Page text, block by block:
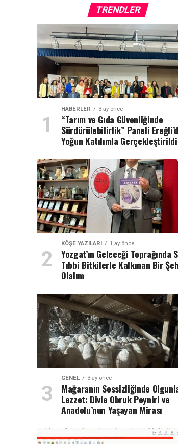
TRENDLER
HABERLER 3 ay önce
“Tarım ve Gıda Güvenliğinde
Sürdürülebilirlik” Paneli
Yoğun Katılımla Gerçekleştirildi
KÖŞE YAZILARI 1 ay önce
Yozgat’ın Geleceği Toprağında
Tıbbi Bitkilerle Kalkınan Bir
Olalım
GENEL 3 ay önce
Mağaranın Sessizliğinde
Lezzet: Divle Obruk Peyniri ve
Anadolu’nun Yaşayan Mirası